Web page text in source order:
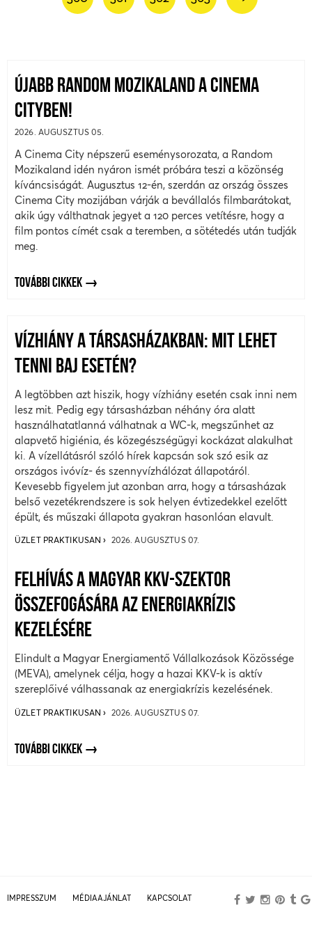
ÚJABB RANDOM MOZIKALAND A CINEMA
CITYBEN!
2026. AUGUSZTUS 05.
A Cinema City népszerű eseménysorozata, a Random
Mozikaland idén nyáron ismét próbára teszi a közönség
kíváncsiságát. Augusztus 12-én, szerdán az ország összes
Cinema City mozijában várják a bevállalós filmbarátokat,
akik úgy válthatnak jegyet a 120 perces vetítésre, hogy a
film pontos címét csak a teremben, a sötétedés után tudják
meg.
TOVÁBBI CIKKEK
VÍZHIÁNY A TÁRSASHÁZAKBAN: MIT LEHET
TENNI BAJ ESETÉN?
A legtöbben azt hiszik, hogy vízhiány esetén csak inni nem
lesz mit. Pedig egy társasházban néhány óra alatt
használhatatlanná válhatnak a WC-k, megszűnhet az
alapvető higiénia, és közegészségügyi kockázat alakulhat
ki. A vízellátásról szóló hírek kapcsán sok szó esik az
országos ivóvíz- és szennyvízhálózat állapotáról.
Kevesebb figyelem jut azonban arra, hogy a társasházak
belső vezetékrendszere is sok helyen évtizedekkel ezelőtt
épült, és műszaki állapota gyakran hasonlóan elavult.
ÜZLET PRAKTIKUSAN 2026. AUGUSZTUS 07.
FELHÍVÁS A MAGYAR KKV-SZEKTOR
ÖSSZEFOGÁSÁRA AZ ENERGIAKRÍZIS
KEZELÉSÉRE
Elindult a Magyar Energiamentő Vállalkozások Közössége
(MEVA), amelynek célja, hogy a hazai KKV-k is aktív
szereplőivé válhassanak az energiakrízis kezelésének.
ÜZLET PRAKTIKUSAN 2026. AUGUSZTUS 07.
TOVÁBBI CIKKEK
IMPRESSZUM MÉDIAAJÁNLAT KAPCSOLAT